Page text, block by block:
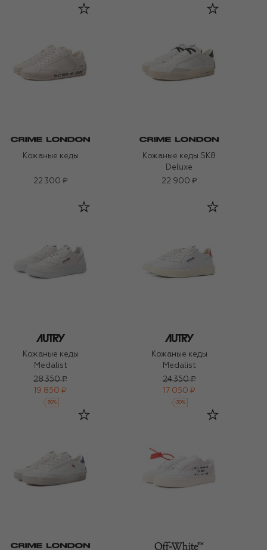
Кожаные кеды
22 300 ₽
Кожаные кеды SK8
Deluxe
22 900 ₽
Кожаные кеды
Medalist
28 350 ₽
19 850 ₽
-30%
Кожаные кеды
Medalist
24 350 ₽
17 050 ₽
-30%